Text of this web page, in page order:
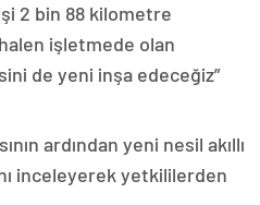
2 bin 88 kilometre
işletmede olan
de yeni inşa edeceğiz”
ardından yeni nesil akıllı
inceleyerek yetkililerden